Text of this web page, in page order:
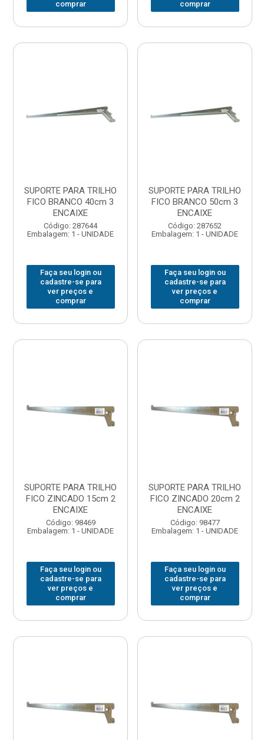
comprar
comprar
SUPORTE PARA TRILHO
FICO BRANCO 40cm 3
ENCAIXE
Código: 287644
Embalagem: 1 - UNIDADE
Faça seu login ou
cadastre-se para
ver preços e
comprar
SUPORTE PARA TRILHO
FICO BRANCO 50cm 3
ENCAIXE
Código: 287652
Embalagem: 1 - UNIDADE
Faça seu login ou
cadastre-se para
ver preços e
comprar
SUPORTE PARA TRILHO
FICO ZINCADO 15cm 2
ENCAIXE
Código: 98469
Embalagem: 1 - UNIDADE
Faça seu login ou
cadastre-se para
ver preços e
comprar
SUPORTE PARA TRILHO
FICO ZINCADO 20cm 2
ENCAIXE
Código: 98477
Embalagem: 1 - UNIDADE
Faça seu login ou
cadastre-se para
ver preços e
comprar